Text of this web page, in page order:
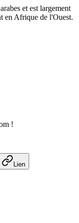
et est largement
en Afrique de l'Ouest.
!
Lien